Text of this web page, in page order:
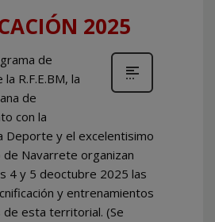
2025
de
R.F.E.BM, la
de
con la
Deporte y el excelentisimo
de Navarrete organizan
4 y 5 deoctubre 2025 las
y entrenamientos
de esta territorial. (Se